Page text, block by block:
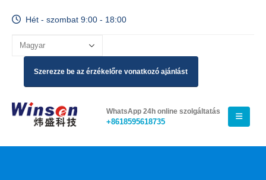
Hét - szombat 9:00 - 18:00
Szerezze be az érzékelőre vonatkozó ajánlást
WhatsApp 24h online szolgáltatás
+8618595618735